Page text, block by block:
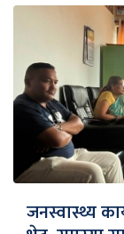
जनस्वास्थ्य